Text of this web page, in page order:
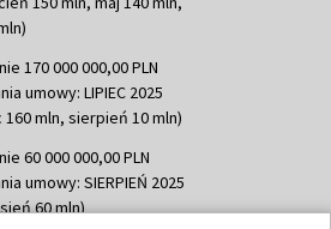
170 000 000,00 PLN
umowy: LIPIEC 2025
mln, sierpień 10 mln)
60 000 000,00 PLN
umowy: SIERPIEŃ 2025
60 mln)